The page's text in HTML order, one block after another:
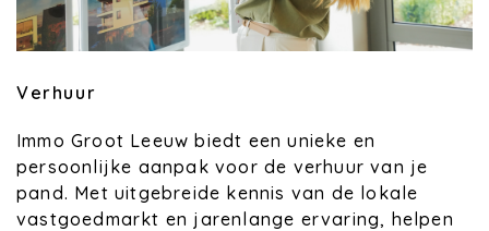
Verhuur
Immo Groot Leeuw biedt een unieke en
persoonlijke aanpak voor de verhuur van je
pand. Met uitgebreide kennis van de lokale
vastgoedmarkt en jarenlange ervaring, helpen